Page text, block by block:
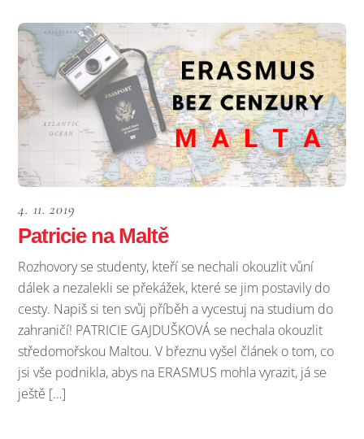
4. 11. 2019
Patricie na Maltě
Rozhovory se studenty, kteří se nechali okouzlit vůní
dálek a nezalekli se překážek, které se jim postavily do
cesty. Napiš si ten svůj příběh a vycestuj na studium do
zahraničí! PATRICIE GAJDUŠKOVÁ se nechala okouzlit
středomořskou Maltou. V březnu vyšel článek o tom, co
jsi vše podnikla, abys na ERASMUS mohla vyrazit, já se
ještě […]